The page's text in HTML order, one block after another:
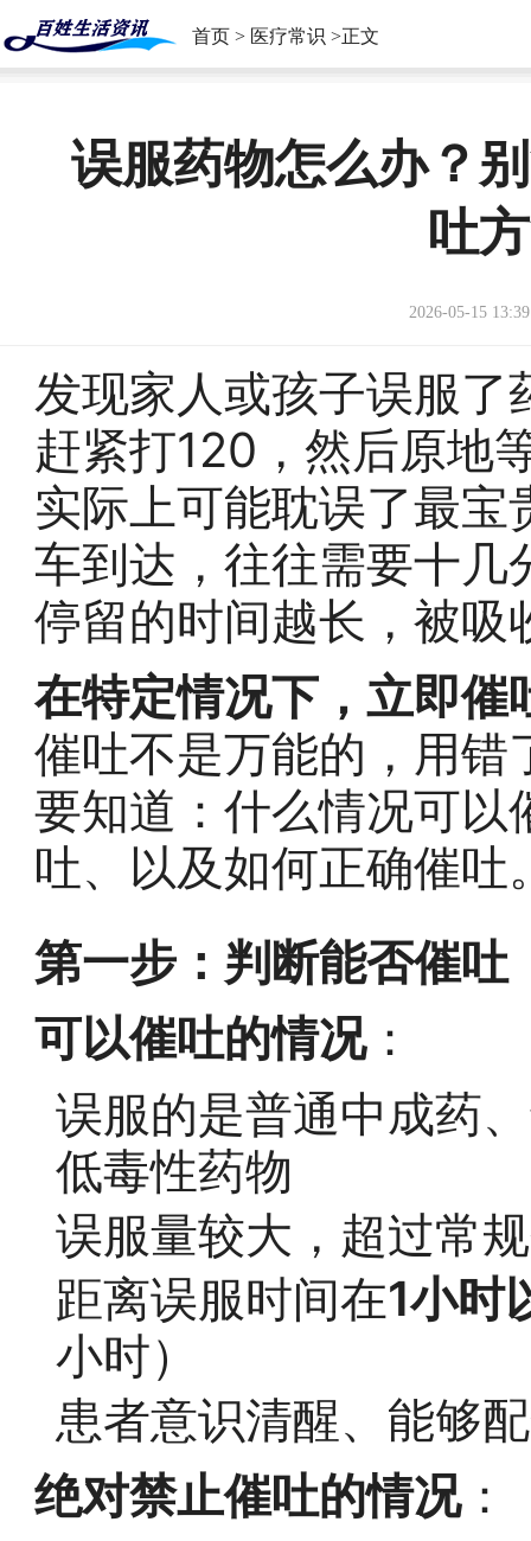
首页 > 医疗常识 >正文
误服药物怎么办？
吐
2026-05-15
发现家人或孩子误服
赶紧打120，然后原地
实际上可能耽误了最
车到达，往往需要十
停留的时间越长，被
在特定情况下，立即
催吐不是万能的，用
要知道：什么情况可
吐、以及如何正确催吐
第一步：判断能否催吐
可以催吐的情况：
误服的是普通中成药
低毒性药物
误服量较大，超过常
距离误服时间在1小时
小时）
患者意识清醒、能够
绝对禁止催吐的情况：